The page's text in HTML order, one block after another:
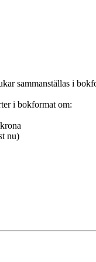
sammanställas i
i bokformat om:
nu)